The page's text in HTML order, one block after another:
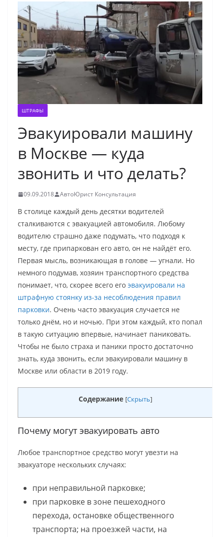
ШТРАФЫ
Эвакуировали машину
в Москве — куда
звонить и что делать?
09.09.2018 АвтоЮрист Консультация
В столице каждый день десятки водителей
сталкиваются с эвакуацией автомобиля. Любому
водителю страшно даже подумать, что подходя к
месту, где припаркован его авто, он не найдёт его.
Первая мысль, возникающая в голове — угнали. Но
немного подумав, хозяин транспортного средства
понимает, что, скорее всего его эвакуировали на
штрафную стоянку из-за несоблюдения правил
парковки. Очень часто эвакуация случается не
только днём, но и ночью. При этом каждый, кто попал
в такую ситуацию впервые, начинает паниковать.
Чтобы не было страха и паники просто достаточно
знать, куда звонить, если эвакуировали машину в
Москве или области в 2019 году.
Содержание [Скрыть]
Почему могут эвакуировать авто
Любое транспортное средство могут увезти на
эвакуаторе нескольких случаях:
при неправильной парковке;
при парковке в зоне пешеходного
перехода, остановке общественного
транспорта; на проезжей части, на